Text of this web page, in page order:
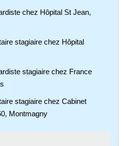
chez Hôpital St Jean,
stagiaire chez Hôpital
stagiaire chez France
stagiaire chez Cabinet
Montmagny